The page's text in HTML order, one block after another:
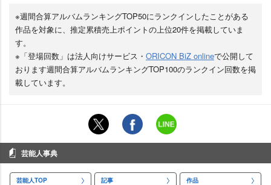
※週間合算アルバムランキングTOP50にランクインしたことがある
作品を対象に、推定累積売上ポイントの上位20件を掲載していま
す。
※「登場回数」は法人向けサービス・ ORICON BiZ onlineで公開して
おります週間合算アルバムランキングTOP100のランクイン回数を掲
載しています。
芸能人事典
芸能人TOP 記事 作品